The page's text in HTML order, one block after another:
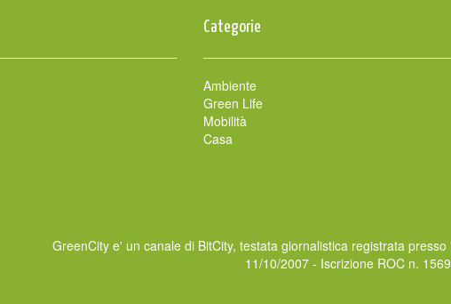
Categorie
Ambiente
Green Life
Mobilità
Casa
GreenCity e' un canale di BitCity, testata giornalistica registrata
11/10/2007 - Iscrizione ROC n.